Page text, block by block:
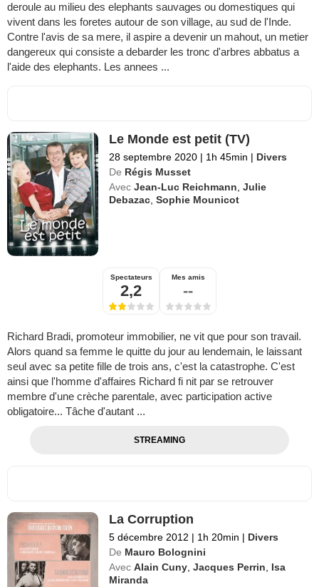
deroule au milieu des elephants sauvages ou domestiques qui
vivent dans les foretes autour de son village, au sud de l'Inde.
Contre l'avis de sa mere, il aspire a devenir un mahout, un metier
dangereux qui consiste a debarder les tronc d'arbres abbatus a
l'aide des elephants. Les annees ...
Le Monde est petit (TV)
28 septembre 2020 | 1h 45min | Divers
De Régis Musset
Avec Jean-Luc Reichmann ,Julie
Debazac ,Sophie Mounicot
Spectateurs
2,2
Mes amis
--
Richard Bradi, promoteur immobilier, ne vit que pour son travail.
Alors quand sa femme le quitte du jour au lendemain, le laissant
seul avec sa petite fille de trois ans, c'est la catastrophe. C'est
ainsi que l'homme d'affaires Richard fi nit par se retrouver
membre d'une crèche parentale, avec participation active
obligatoire... Tâche d'autant ...
STREAMING
La Corruption
5 décembre 2012 | 1h 20min | Divers
De Mauro Bolognini
Avec Alain Cuny ,Jacques Perrin
Isa
Miranda